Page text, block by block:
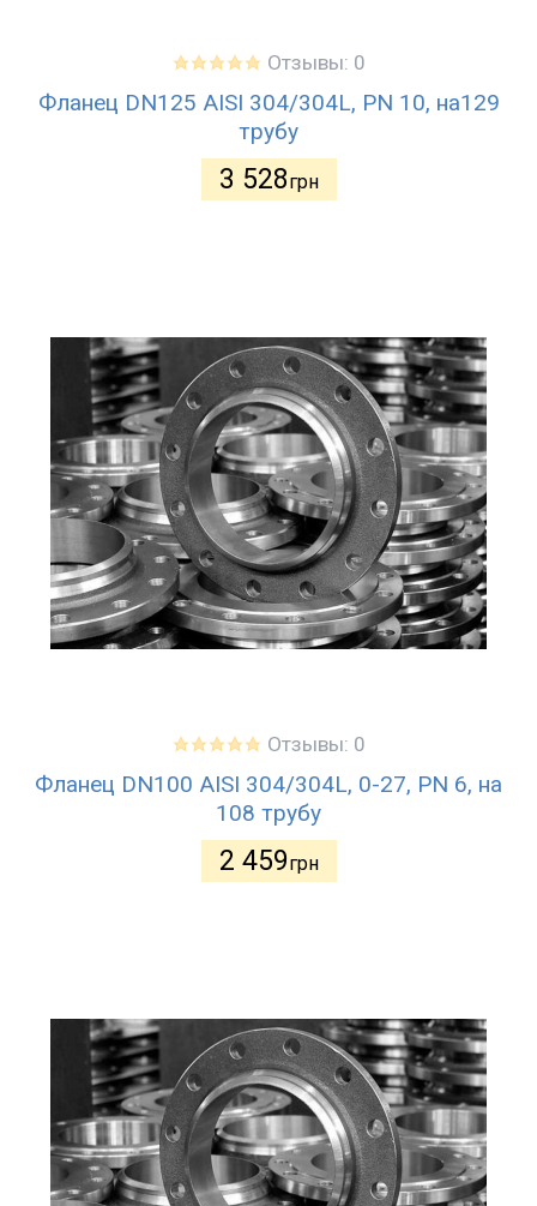
Отзывы: 0
Фланец DN125 AISI 304/304L, PN 10, на129
трубу
3 528грн
Отзывы: 0
Фланец DN100 AISI 304/304L, 0-27, PN 6, на
108 трубу
2 459грн